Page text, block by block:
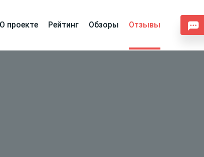
О проекте Рейтинг Обзоры Отзывы